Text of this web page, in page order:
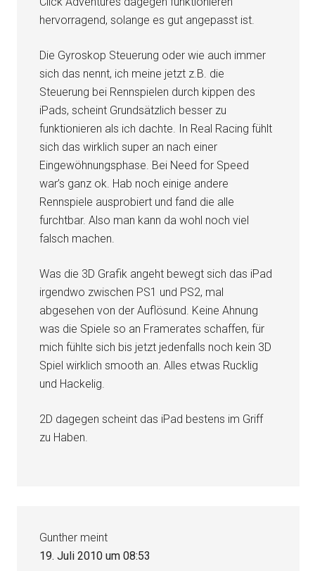
hervorragend, solange es gut angepasst ist.
Die Gyroskop Steuerung oder wie auch immer
sich das nennt, ich meine jetzt z.B. die
Steuerung bei Rennspielen durch kippen des
iPads, scheint Grundsätzlich besser zu
funktionieren als ich dachte. In Real Racing fühlt
sich das wirklich super an nach einer
Eingewöhnungsphase. Bei Need for Speed
war’s ganz ok. Hab noch einige andere
Rennspiele ausprobiert und fand die alle
furchtbar. Also man kann da wohl noch viel
falsch machen.
Was die 3D Grafik angeht bewegt sich das iPad
irgendwo zwischen PS1 und PS2, mal
abgesehen von der Auflösund. Keine Ahnung
was die Spiele so an Framerates schaffen, für
mich fühlte sich bis jetzt jedenfalls noch kein 3D
Spiel wirklich smooth an. Alles etwas Rucklig
und Hackelig.
2D dagegen scheint das iPad bestens im Griff
zu Haben.
Gunther meint
19. Juli 2010 um 08:53